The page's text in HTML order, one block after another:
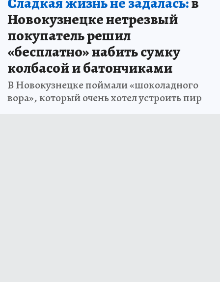
Новокузнецке нетрезвый
покупатель решил
«бесплатно» набить сумку
колбасой и батончиками
В Новокузнецке поймали «шоколадного
вора», который очень хотел устроить пир